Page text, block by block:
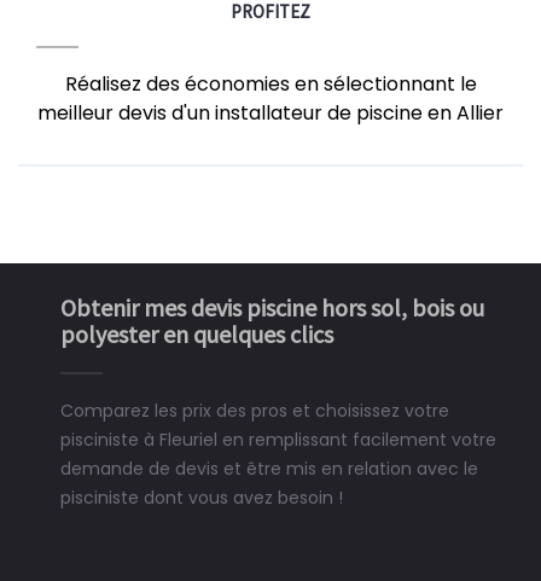
PROFITEZ
Réalisez des économies en sélectionnant le
meilleur devis d'un installateur de piscine en Allier
Obtenir mes devis piscine hors sol, bois ou
polyester en quelques clics
Comparez les prix des pros et choisissez votre
pisciniste à Fleuriel en remplissant facilement votre
demande de devis et être mis en relation avec le
pisciniste dont vous avez besoin !